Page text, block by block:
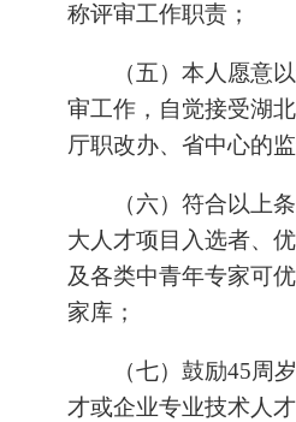
称评审工作职责；
（五）本人愿意
审工作，自觉接受湖
厅职改办、省中心的监
（六）符合以上
大人才项目入选者、
及各类中青年专家可
家库；
（七）鼓励45周
才或企业专业技术人